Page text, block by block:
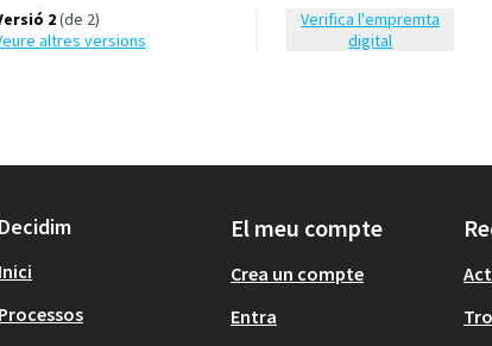
2(de 2)
veure altres versions
Verifica l'empremta
digital
Decidim
Inici
Processos
El meu compte
Crea un compte
Entra